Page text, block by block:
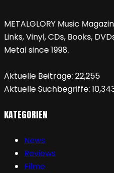
METALGLORY Music
Links, Vinyl, CDs, Books,
Metal since 1998.
Aktuelle Beiträge: 22,255
Aktuelle Suchbegriffe:
KATEGORIEN
News
Reviews
Filme